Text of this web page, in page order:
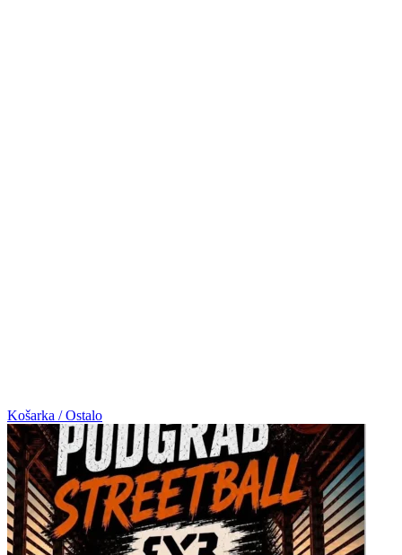
Košarka / Ostalo